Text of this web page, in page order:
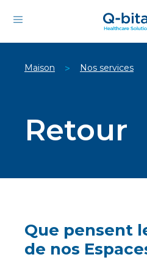
Maison > Nos services
Retour
Que pensent
de nos